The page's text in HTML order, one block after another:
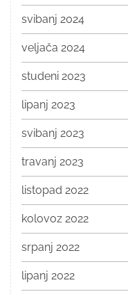
svibanj 2024
veljača 2024
studeni 2023
lipanj 2023
svibanj 2023
travanj 2023
listopad 2022
kolovoz 2022
srpanj 2022
lipanj 2022